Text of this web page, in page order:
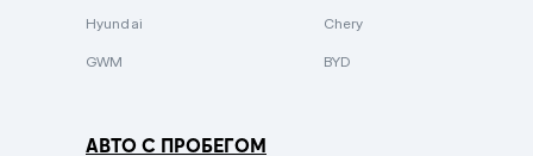
Hyundai Chery
GWM BYD
АВТО С ПРОБЕГОМ